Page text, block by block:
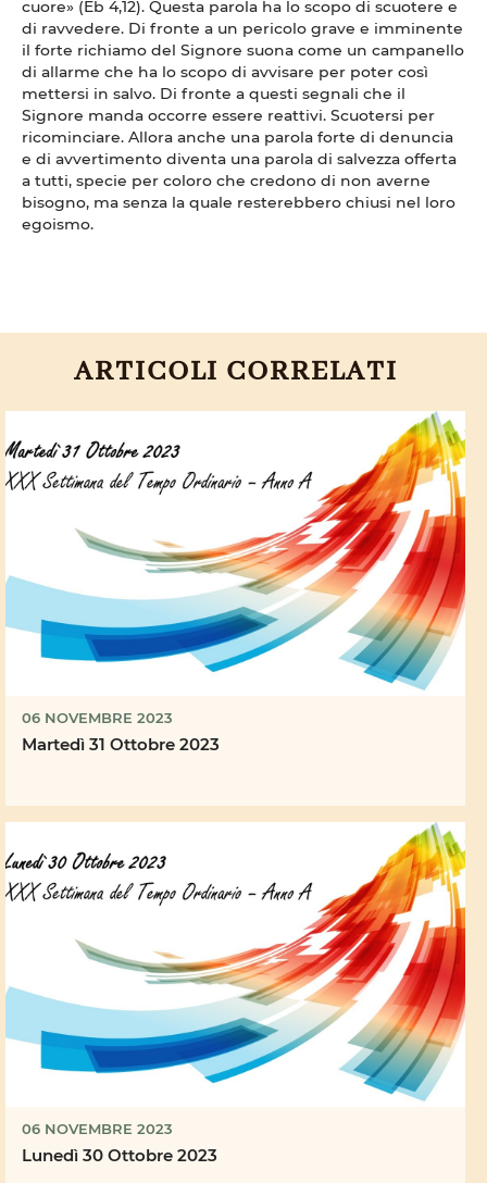
cuore» (Eb 4,12). Questa parola ha lo scopo di scuotere e
di ravvedere. Di fronte a un pericolo grave e imminente
il forte richiamo del Signore suona come un campanello
di allarme che ha lo scopo di avvisare per poter così
mettersi in salvo. Di fronte a questi segnali che il
Signore manda occorre essere reattivi. Scuotersi per
ricominciare. Allora anche una parola forte di denuncia
e di avvertimento diventa una parola di salvezza offerta
a tutti, specie per coloro che credono di non averne
bisogno, ma senza la quale resterebbero chiusi nel loro
egoismo.
ARTICOLI CORRELATI
06 NOVEMBRE 2023
Martedì 31 Ottobre 2023
06 NOVEMBRE 2023
Lunedì 30 Ottobre 2023